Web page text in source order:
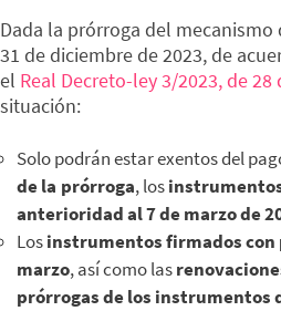
Dada la prórroga del
31 de diciembre de 2023, de
el Real Decreto-ley 3/2023, de 28
situación:
Solo podrán estar exentos del
de la prórroga, los
anterioridad al 7 de marzo de
Losinstrumentos firmados con
marzo, así como las
prórrogas de los instrumentos